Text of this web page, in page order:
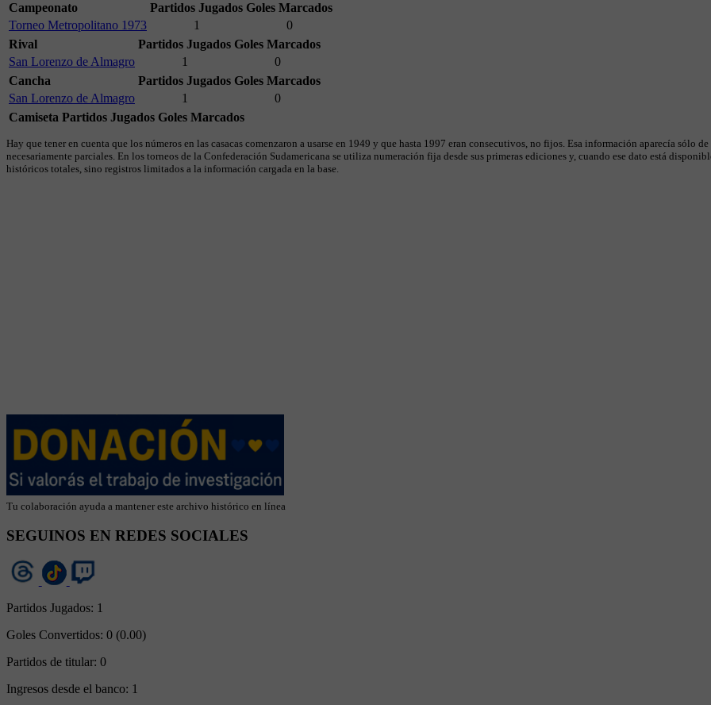
Campeonato Partidos Jugados Goles Marcados
Torneo Metropolitano 1973
1
0
Rival
Partidos Jugados Goles Marcados
San Lorenzo de Almagro
1
0
Cancha
Partidos Jugados Goles Marcados
San Lorenzo de Almagro
1
0
Camiseta Partidos Jugados Goles Marcados
Hay que tener en cuenta que los números en las casacas comenzaron a usarse en 1949 y que hasta 1997 eran consecutivos, no fijos. Esa información aparecía sólo
necesariamente parciales. En los torneos de la Confederación Sudamericana se utiliza numeración fija desde sus primeras ediciones y, cuando ese dato está
históricos totales, sino registros limitados a la información cargada en la base.
Tu colaboración ayuda a mantener este archivo histórico en línea
SEGUINOS EN REDES SOCIALES
Partidos Jugados: 1
Goles Convertidos: 0 (0.00)
Partidos de titular: 0
Ingresos desde el banco: 1